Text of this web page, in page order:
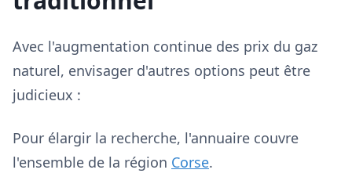
Avec l'augmentation continue des prix du gaz
naturel, envisager d'autres options peut être
judicieux :
Pour élargir la recherche, l'annuaire couvre
l'ensemble de la région Corse.